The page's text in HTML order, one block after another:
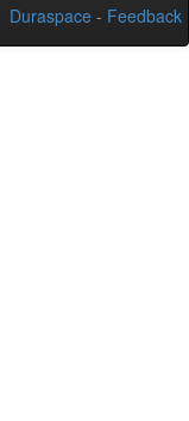
Duraspace - Feedback